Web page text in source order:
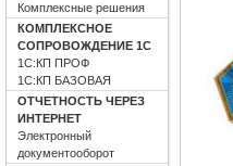
Комплексные решения
КОМПЛЕКСНОЕ
СОПРОВОЖДЕНИЕ 1С
1С:КП ПРОФ
1С:КП БАЗОВАЯ
ОТЧЕТНОСТЬ ЧЕРЕЗ
ИНТЕРНЕТ
Электронный
документооборот